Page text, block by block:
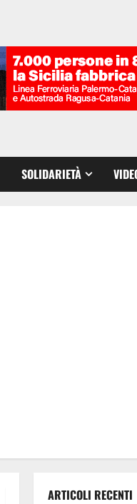
SOLIDARIETÀ
ARTICOLI RECENTI